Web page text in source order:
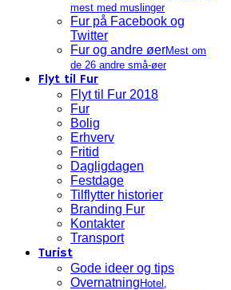
mest med muslinger
Fur på Facebook og
Twitter
Fur og andre øerMest om
de 26 andre små-øer
Flyt til Fur
Flyt til Fur 2018
Fur
Bolig
Erhverv
Fritid
Dagligdagen
Festdage
Tilflytter historier
Branding Fur
Kontakter
Transport
Turist
Gode ideer og tips
Overnatning Hotel,